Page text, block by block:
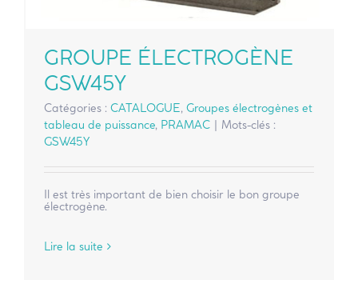
GROUPE ÉLECTROGÈNE
GSW45Y
Catégories : CATALOGUE, Groupes électrogènes et
tableau de puissance, PRAMAC
Mots-clés :
GSW45Y
Il est très important de bien choisir le bon groupe
électrogène.
Lire la suite